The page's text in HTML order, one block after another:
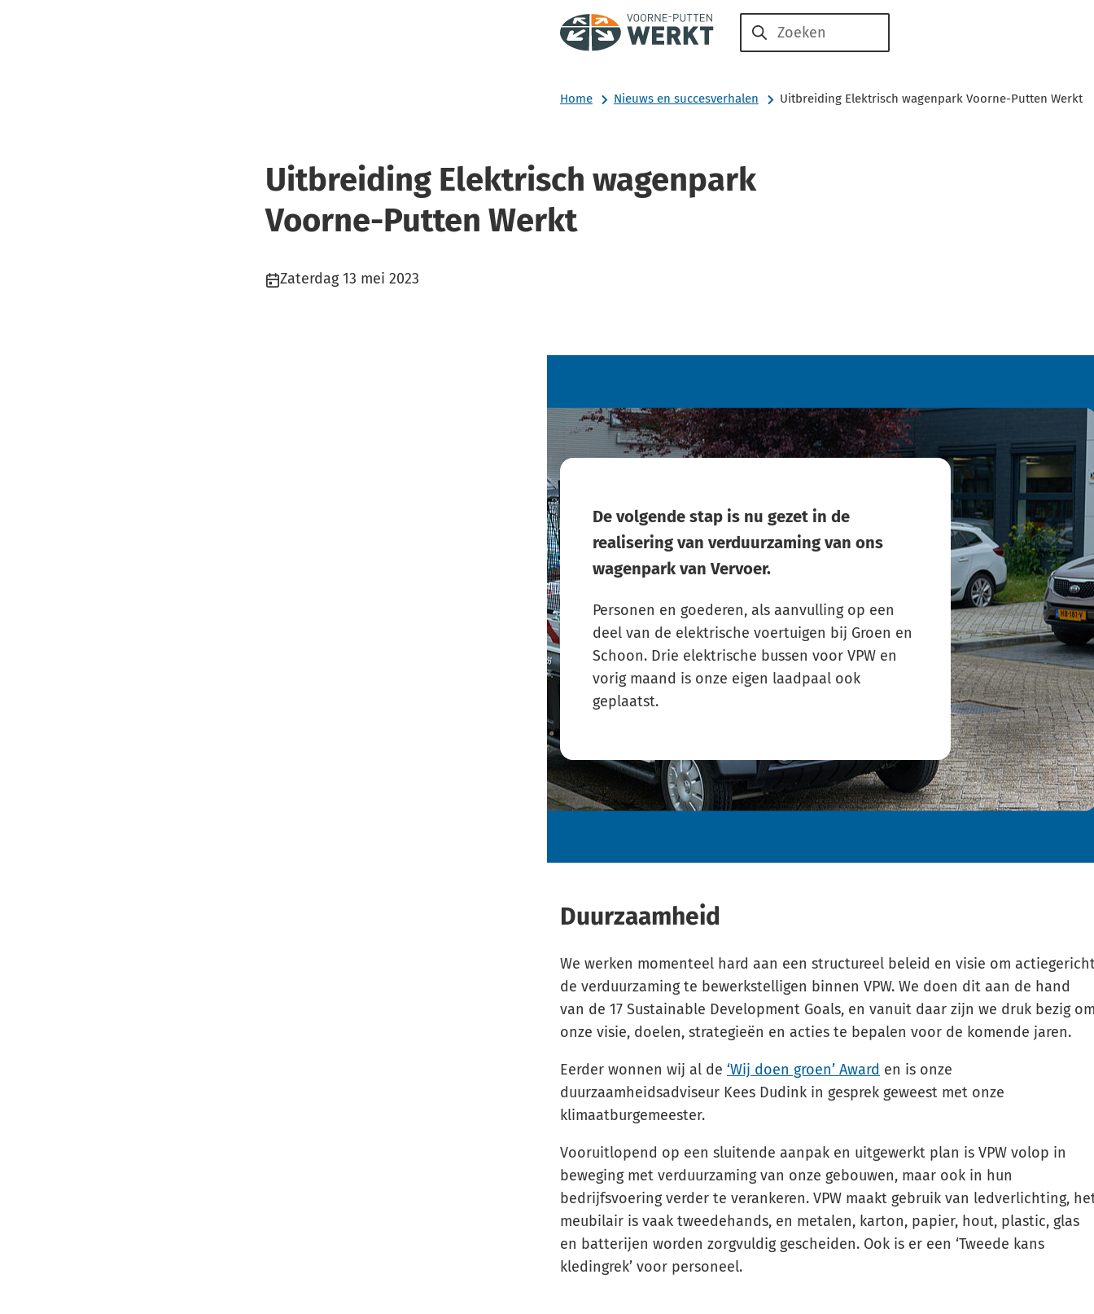
werkzoekenden
Zoeken
Home Nieuws en succesverhalen Uitbreiding Elektrisch wagenpark Voorne-Putten Werkt
Uitbreiding Elektrisch wagenpark
Voorne-Putten Werkt
Publicatiedatum:
Zaterdag 13 mei 2023
De volgende stap is nu gezet in de
realisering van verduurzaming van ons
wagenpark van Vervoer.
Personen en goederen, als aanvulling op een
deel van de elektrische voertuigen bij Groen en
Schoon. Drie elektrische bussen voor VPW en
vorig maand is onze eigen laadpaal ook
geplaatst.
Duurzaamheid
We werken momenteel hard aan een structureel beleid en visie om
de verduurzaming te bewerkstelligen binnen VPW. We doen dit aan de hand
van de 17 Sustainable Development Goals, en vanuit daar zijn we druk bezig
onze visie, doelen, strategieën en acties te bepalen voor de komende jaren.
Eerder wonnen wij al de ‘Wij doen groen’ Award en is onze
duurzaamheidsadviseur Kees Dudink in gesprek geweest met onze
klimaatburgemeester.
Vooruitlopend op een sluitende aanpak en uitgewerkt plan is VPW volop in
beweging met verduurzaming van onze gebouwen, maar ook in hun
bedrijfsvoering verder te verankeren. VPW maakt gebruik van ledverlichting,
meubilair is vaak tweedehands, en metalen, karton, papier, hout, plastic, glas
en batterijen worden zorgvuldig gescheiden. Ook is er een ‘Tweede kans
kledingrek’ voor personeel.